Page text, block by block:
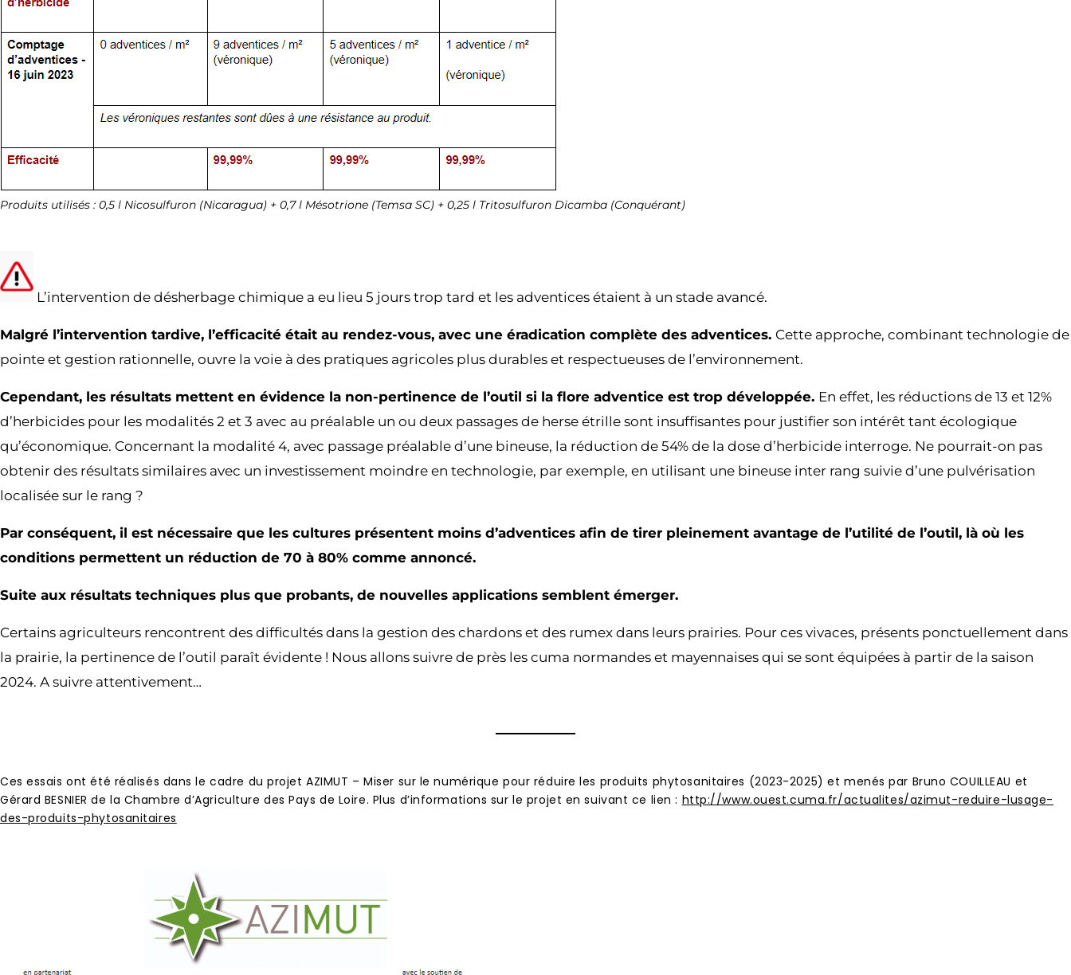
Produits utilisés : 0,5 l Nicosulfuron (Nicaragua) + 0,7 l Mésotrione (Temsa SC) + 0,25 l Tritosulfuron Dicamba (Conquérant)
L’intervention de désherbage chimique a eu lieu 5 jours trop tard et les adventices étaient à un stade avancé.
Malgré l’intervention tardive, l’efficacité était au rendez-vous, avec une éradication complète des adventices. Cette approche, combinant technologie de
pointe et gestion rationnelle, ouvre la voie à des pratiques agricoles plus durables et respectueuses de l’environnement.
Cependant, les résultats mettent en évidence la non-pertinence de l’outil si la flore adventice est trop développée. En effet, les réductions de 13 et 12%
d’herbicides pour les modalités 2 et 3 avec au préalable un ou deux passages de herse étrille sont insuffisantes pour justifier son intérêt tant écologique
qu’économique. Concernant la modalité 4, avec passage préalable d’une bineuse, la réduction de 54% de la dose d’herbicide interroge. Ne pourrait-on pas
obtenir des résultats similaires avec un investissement moindre en technologie, par exemple, en utilisant une bineuse inter rang suivie d’une pulvérisation
localisée sur le rang ?
Par conséquent, il est nécessaire que les cultures présentent moins d’adventices afin de tirer pleinement avantage de l’utilité de l’outil, là où les
conditions permettent un réduction de 70 à 80% comme annoncé.
Suite aux résultats techniques plus que probants, de nouvelles applications semblent émerger.
Certains agriculteurs rencontrent des difficultés dans la gestion des chardons et des rumex dans leurs prairies. Pour ces vivaces, présents ponctuellement dans
la prairie, la pertinence de l’outil paraît évidente ! Nous allons suivre de près les cuma normandes et mayennaises qui se sont équipées à partir de la saison
2024. A suivre attentivement…
Ces essais ont été réalisés dans le cadre du projet AZIMUT – Miser sur le numérique pour réduire les produits phytosanitaires (2023-2025) et menés par Bruno COUILLEAU et
Gérard BESNIER de la Chambre d’Agriculture des Pays de Loire. Plus d’informations sur le projet en suivant ce lien : http://www.ouest.cuma.fr/actualites/azimut-reduire-lusage-
des-produits-phytosanitaires